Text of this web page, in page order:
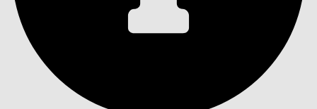
Vis innholdsfortegnelse